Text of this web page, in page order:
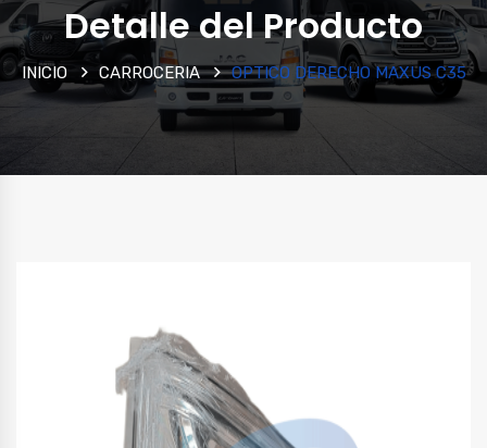
Detalle del Producto
INICIO CARROCERIA OPTICO DERECHO MAXUS C35